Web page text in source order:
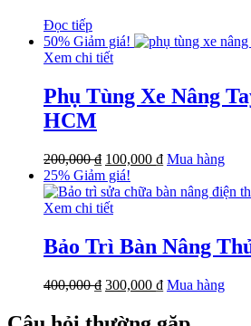
Đọc tiếp
50% Giảm giá!
Xem chi tiết
Phụ Tùng Xe Nâng
HCM
200,000₫ 100,000 ₫ Mua hàng
25% Giảm giá!
Xem chi tiết
Bảo Trì Bàn Nâng
400,000₫ 300,000 ₫ Mua hàng